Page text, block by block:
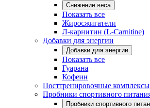
Снижение веса
Показать все
Жиросжигатели
Л-карнитин (L-Carnitine)
Добавки для энергии
Добавки для энергии
Показать все
Гуарана
Кофеин
Посттренировочные комплексы
Пробники спортивного
Пробники спортивного